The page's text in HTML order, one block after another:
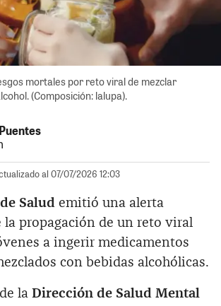
mortales por reto viral de mezclar
(Composición: lalupa).
al 07/07/2026 12:03
Salud emitió una alerta
propagación de un reto viral
a ingerir medicamentos
con bebidas alcohólicas.
la Dirección de Salud Mental